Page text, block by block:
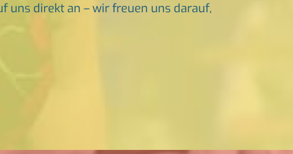
uns direkt an – wir freuen uns darauf,